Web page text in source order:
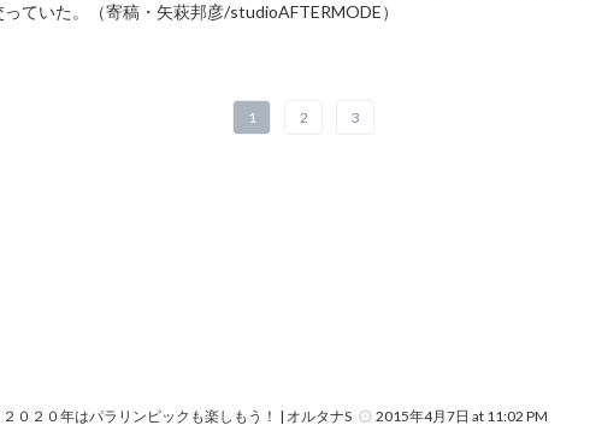
ていた。（寄稿・矢萩邦彦/studioAFTERMODE）
1 2 3
２０２０年はパラリンピックも楽しもう！ | オルタナS 2015年4月7日 at 11:02 PM